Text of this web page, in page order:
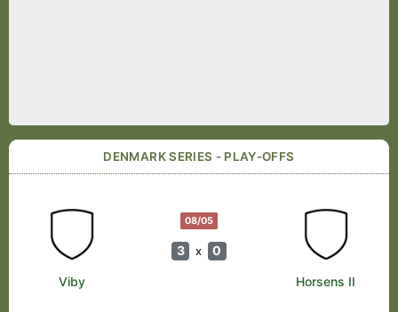
DENMARK SERIES - PLAY-OFFS
08/05
3 x 0
Viby Horsens II